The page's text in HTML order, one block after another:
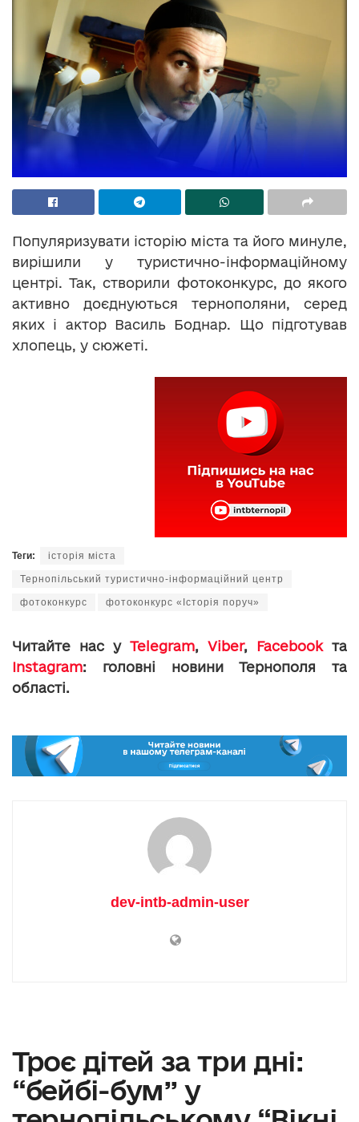
Популяризувати історію міста та його минуле,
вирішили у туристично-інформаційному
центрі. Так, створили фотоконкурс, до якого
активно доєднуються тернополяни, серед
яких і актор Василь Боднар. Що підготував
хлопець, у сюжеті.
Теги: історія міста
Тернопільський туристично-інформаційний центр
фотоконкурс фотоконкурс «Історія поруч»
Читайте нас у Telegram, Viber, Facebookта
Instagram: головні новини Тернополя та
області.
dev-intb-admin-user
Троє дітей за три дні:
“бейбі-бум” у